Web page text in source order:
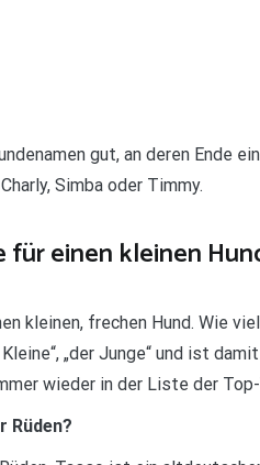
gut, an deren Ende
Simba oder Timmy.
einen kleinen
kleinen, frechen Hund. Wie
„der Junge“ und ist
wieder in der Liste der
Rüden?